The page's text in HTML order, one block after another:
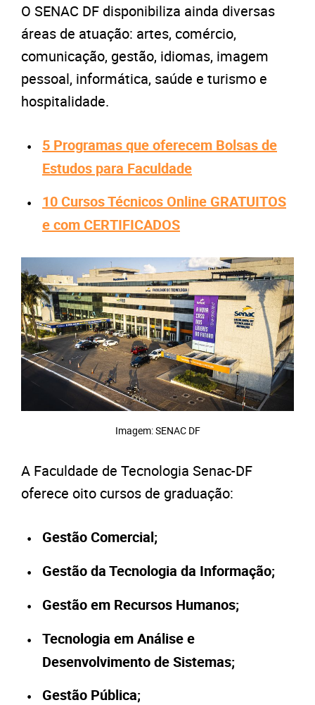
O SENAC DF disponibiliza ainda diversas
áreas de atuação: artes, comércio,
comunicação, gestão, idiomas, imagem
pessoal, informática, saúde e turismo e
hospitalidade.
5 Programas que oferecem Bolsas de
Estudos para Faculdade
10 Cursos Técnicos Online GRATUITOS
e com CERTIFICADOS
Imagem: SENAC DF
A Faculdade de Tecnologia Senac-DF
oferece oito cursos de graduação:
Gestão Comercial;
Gestão da Tecnologia da Informação;
Gestão em Recursos Humanos;
Tecnologia em Análise e
Desenvolvimento de Sistemas;
Gestão Pública;